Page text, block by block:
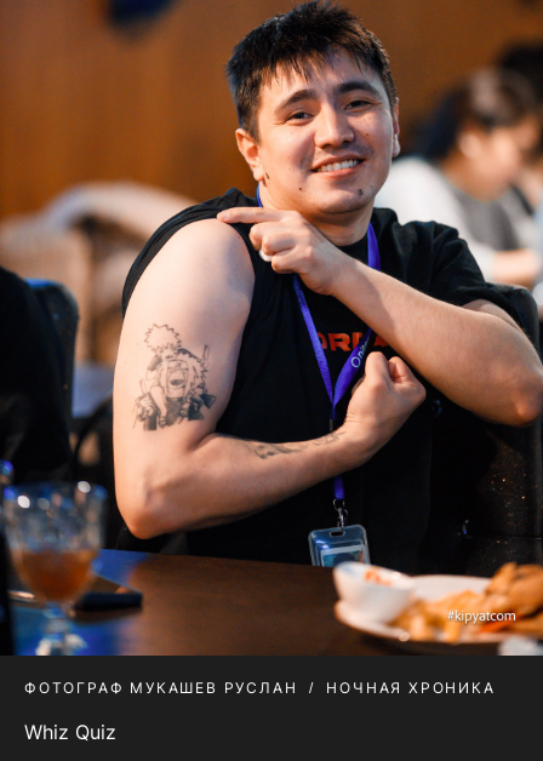
ФОТОГРАФ МУКАШЕВ РУСЛАН НОЧНАЯ ХРОНИКА
Whiz Quiz